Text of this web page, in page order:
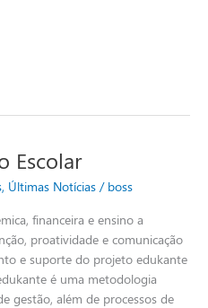
Escolar
, Últimas Notícias / boss
financeira e ensino a
proatividade e comunicação
e suporte do projeto edukante
é uma metodologia
gestão, além de processos de